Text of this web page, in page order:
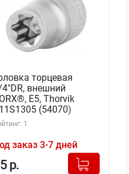
торцевая
внешний
Е5, Thorvik
(54070)
1
заказ 3-7 дней
р.
+
Добавлено в корзину